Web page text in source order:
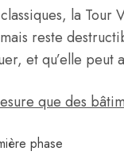
la
reste
et qu’elle
que des
phase